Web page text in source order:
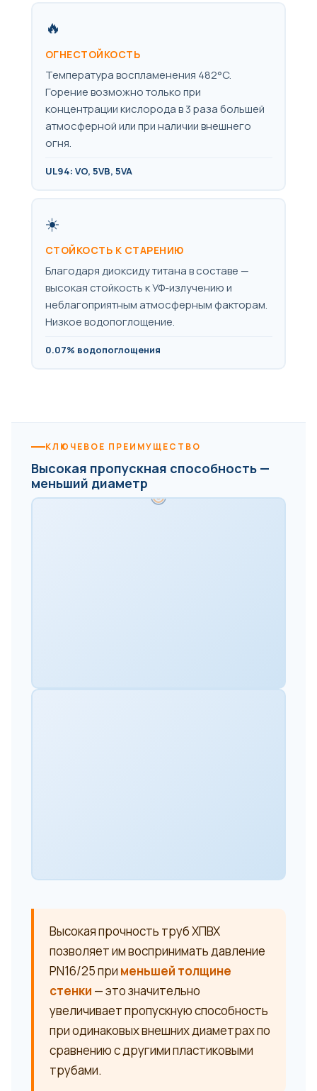
🔥
ОГНЕСТОЙКОСТЬ
Температура воспламенения 482°C.
Горение возможно только при
концентрации кислорода в 3 раза большей
атмосферной или при наличии внешнего
огня.
UL94: VO, 5VB, 5VA
☀️
СТОЙКОСТЬ К СТАРЕНИЮ
Благодаря диоксиду титана в составе —
высокая стойкость к УФ-излучению и
неблагоприятным атмосферным факторам.
Низкое водопоглощение.
0.07% водопоглощения
КЛЮЧЕВОЕ ПРЕИМУЩЕСТВО
Высокая пропускная способность —
меньший диаметр
Высокая прочность труб ХПВХ
позволяет им воспринимать давление
PN16/25 при меньшей толщине
стенки — это значительно
увеличивает пропускную способность
при одинаковых внешних диаметрах по
сравнению с другими пластиковыми
трубами.